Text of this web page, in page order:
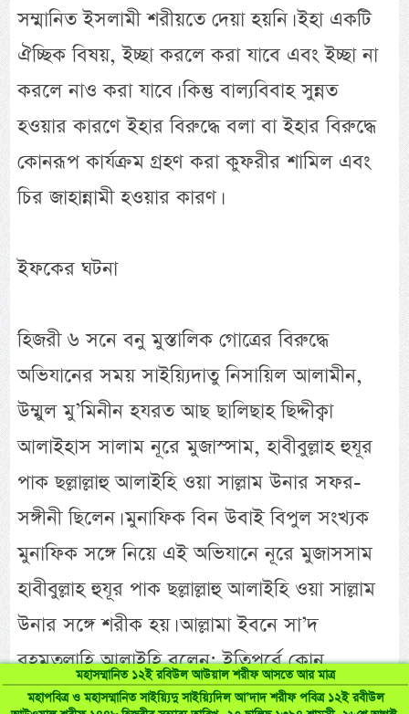
মহাসম্মানিত ১২ই রবিউল আউয়াল শরীফ আসতে আর মাত্র
মহাপবিত্র ও মহাসম্মানিত সাইয়্যিদু সাইয়্যিদিল আ’দাদ শরীফ পবিত্র ১২ই রবীউল
সম্মানিত ইসলামী শরীয়তে দেয়া হয়নি। ইহা একটি
ঐচ্ছিক বিষয়, ইচ্ছা করলে করা যাবে এবং ইচ্ছা না
করলে নাও করা যাবে। কিন্তু বাল্যবিবাহ সুন্নত
হওয়ার কারণে ইহার বিরুদ্ধে বলা বা ইহার বিরুদ্ধে
কোনরূপ কার্যক্রম গ্রহণ করা কুফরীর শামিল এবং
চির জাহান্নামী হওয়ার কারণ।
ইফকের ঘটনা
হিজরী ৬ সনে বনু মুস্তালিক গোত্রের বিরুদ্ধে
অভিযানের সময় সাইয়্যিদাতু নিসায়িল আলামীন,
উম্মুল মু’মিনীন হযরত আছ ছালিছাহ ছিদ্দীক্বা
আলাইহাস সালাম নূরে মুজাস্সাম, হাবীবুল্লাহ হুযূর
পাক ছল্লাল্লাহু আলাইহি ওয়া সাল্লাম উনার সফর-
সঙ্গীনী ছিলেন। মুনাফিক বিন উবাই বিপুল সংখ্যক
মুনাফিক সঙ্গে নিয়ে এই অভিযানে নূরে মুজাসসাম
হাবীবুল্লাহ হুযূর পাক ছল্লাল্লাহু আলাইহি ওয়া সাল্লাম
উনার সঙ্গে শরীক হয়। আল্লামা ইবনে সা’দ
রহমতুল্লাহি আলাইহি বলেন: ইতিপূর্বে কোন
জিহাদেই এত সংখ্যক মুনাফিক যোগদান করেনি।